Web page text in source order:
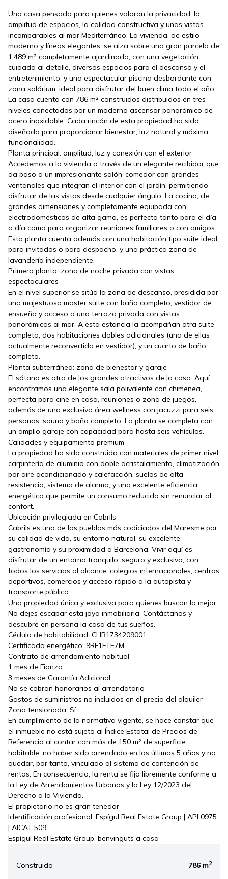
Una casa pensada para quienes valoran la privacidad, la
amplitud de espacios, la calidad constructiva y unas vistas
incomparables al mar Mediterráneo. La vivienda, de estilo
moderno y líneas elegantes, se alza sobre una gran parcela de
1.489 m² completamente ajardinada, con una vegetación
cuidada al detalle, diversos espacios para el descanso y el
entretenimiento, y una espectacular piscina desbordante con
zona solárium, ideal para disfrutar del buen clima todo el año.
La casa cuenta con 786 m² construidos distribuidos en tres
niveles conectados por un moderno ascensor panorámico de
acero inoxidable. Cada rincón de esta propiedad ha sido
diseñado para proporcionar bienestar, luz natural y máxima
funcionalidad.
Planta principal: amplitud, luz y conexión con el exterior
Accedemos a la vivienda a través de un elegante recibidor que
da paso a un impresionante salón-comedor con grandes
ventanales que integran el interior con el jardín, permitiendo
disfrutar de las vistas desde cualquier ángulo. La cocina, de
grandes dimensiones y completamente equipada con
electrodomésticos de alta gama, es perfecta tanto para el día
a día como para organizar reuniones familiares o con amigos.
Esta planta cuenta además con una habitación tipo suite ideal
para invitados o para despacho, y una práctica zona de
lavandería independiente.
Primera planta: zona de noche privada con vistas
espectaculares
En el nivel superior se sitúa la zona de descanso, presidida por
una majestuosa master suite con baño completo, vestidor de
ensueño y acceso a una terraza privada con vistas
panorámicas al mar. A esta estancia la acompañan otra suite
completa, dos habitaciones dobles adicionales (una de ellas
actualmente reconvertida en vestidor), y un cuarto de baño
completo.
Planta subterránea: zona de bienestar y garaje
El sótano es otro de los grandes atractivos de la casa. Aquí
encontramos una elegante sala polivalente con chimenea,
perfecta para cine en casa, reuniones o zona de juegos,
además de una exclusiva área wellness con jacuzzi para seis
personas, sauna y baño completo. La planta se completa con
un amplio garaje con capacidad para hasta seis vehículos.
Calidades y equipamiento premium
La propiedad ha sido construida con materiales de primer nivel:
carpintería de aluminio con doble acristalamiento, climatización
por aire acondicionado y calefacción, suelos de alta
resistencia, sistema de alarma, y una excelente eficiencia
energética que permite un consumo reducido sin renunciar al
confort.
Ubicación privilegiada en Cabrils
Cabrils es uno de los pueblos más codiciados del Maresme por
su calidad de vida, su entorno natural, su excelente
gastronomía y su proximidad a Barcelona. Vivir aquí es
disfrutar de un entorno tranquilo, seguro y exclusivo, con
todos los servicios al alcance: colegios internacionales, centros
deportivos, comercios y acceso rápido a la autopista y
transporte público.
Una propiedad única y exclusiva para quienes buscan lo mejor.
No dejes escapar esta joya inmobiliaria. Contáctanos y
descubre en persona la casa de tus sueños.
Cédula de habitabilidad: CHB1734209001
Certificado energético: 9RF1FTE7M
Contrato de arrendamiento habitual
1 mes de Fianza
3 meses de Garantía Adicional
No se cobran honorarios al arrendatario
Gastos de suministros no incluidos en el precio del alquiler
Zona tensionada: Sí
En cumplimiento de la normativa vigente, se hace constar que
el inmueble no está sujeto al Índice Estatal de Precios de
Referencia al contar con más de 150 m² de superficie
habitable, no haber sido arrendado en los últimos 5 años y no
quedar, por tanto, vinculado al sistema de contención de
rentas. En consecuencia, la renta se fija libremente conforme a
la Ley de Arrendamientos Urbanos y la Ley 12/2023 del
Derecho a la Vivienda.
El propietario no es gran tenedor
Identificación profesional: Espígul Real Estate Group | API 0975
| AICAT 509.
Espígul Real Estate Group, benvinguts a casa
Construido 786 m2